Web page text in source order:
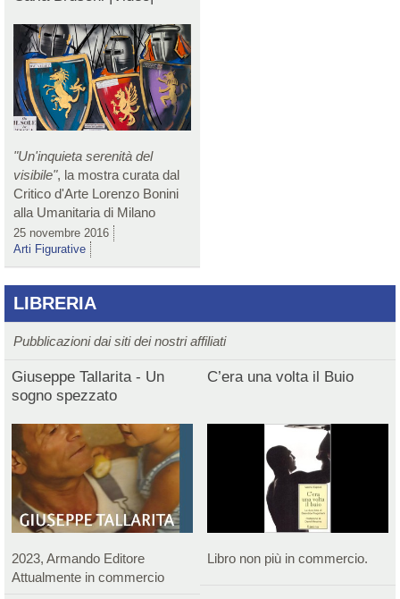
"Un'inquieta serenità del
visibile", la mostra curata dal
Critico d'Arte Lorenzo Bonini
alla Umanitaria di Milano
25 novembre 2016
Arti Figurative
LIBRERIA
Pubblicazioni dai siti dei nostri affiliati
Giuseppe Tallarita - Un
sogno spezzato
2023, Armando Editore
Attualmente in commercio
C’era una volta il Buio
Libro non più in commercio.